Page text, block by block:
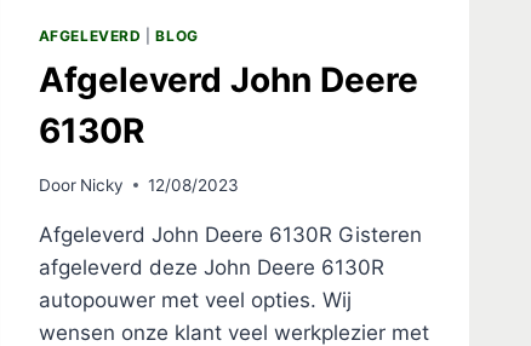
AFGELEVERD |BLOG
Afgeleverd John Deere
6130R
Door Nicky 12/08/2023
Afgeleverd John Deere 6130R Gisteren
afgeleverd deze John Deere 6130R
autopouwer met veel opties. Wij
wensen onze klant veel werkplezier met